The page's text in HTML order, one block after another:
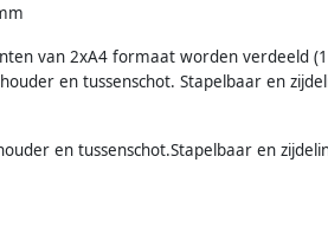
van 2xA4 formaat worden verdeeld
en tussenschot. Stapelbaar en
en tussenschot.Stapelbaar en